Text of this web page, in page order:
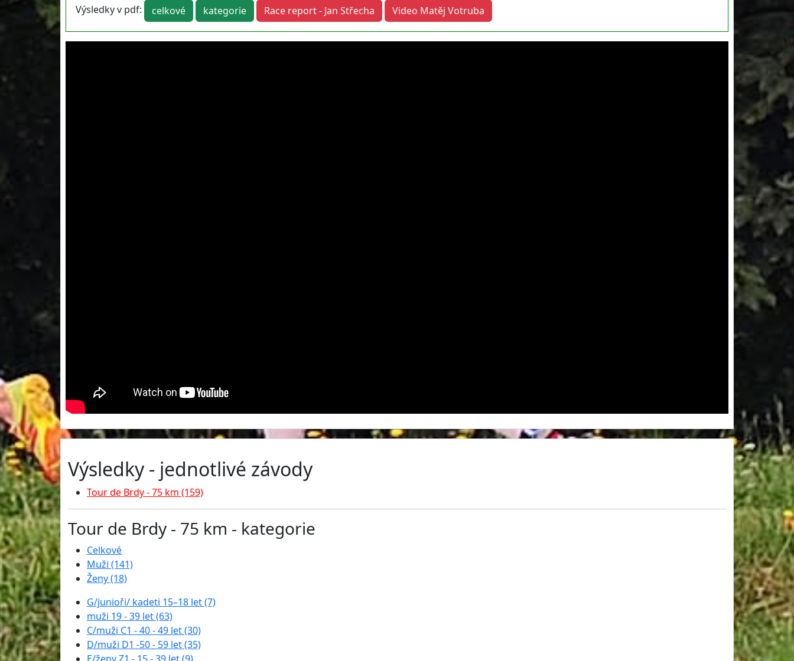
Výsledky v pdf: celkové kategorie Race report - Jan Střecha Video Matěj Votruba
Výsledky - jednotlivé závody
Tour de Brdy - 75 km (159)
Tour de Brdy - 75 km - kategorie
Celkové
Muži (141)
Ženy (18)
G/junioři/ kadeti 15–18 let (7)
muži 19 - 39 let (63)
C/muži C1 - 40 - 49 let (30)
D/muži D1 -50 - 59 let (35)
E/ženy Z1 - 15 - 39 let (9)